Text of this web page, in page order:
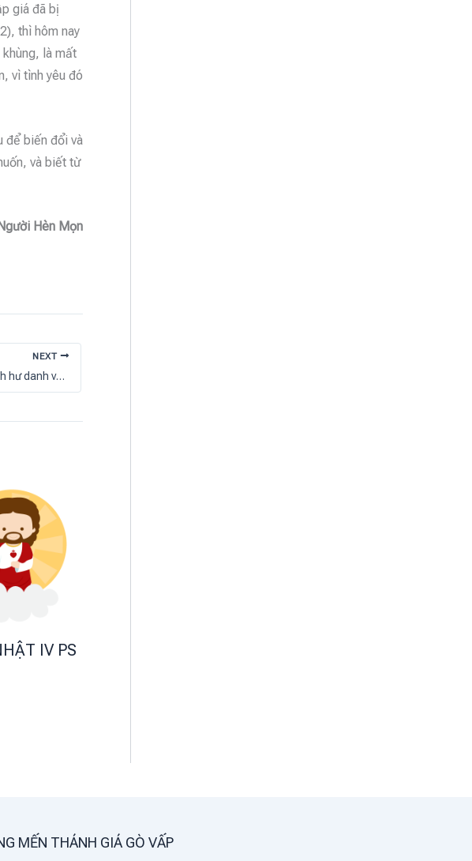
giá đã bị
thì hôm nay
là mất
vì tình yêu đó
để biến đổi và
và biết từ
Người Hèn Mọn
NEXT
ĐTC Phanxicô (21/4): Tiền, tính hư danh và nói xấu làm chia rẽ cộng đoàn
IV PS
MẾN THÁNH GIÁ GÒ VẤP